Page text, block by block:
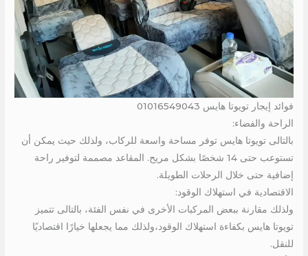
فوائد إيجار تويوتا هايس 01016549043
الراحة والفضاء:
بالتالى تويوتا هايس توفر مساحة واسعة للركاب، ولذلك حيث يمكن أن
تستوعب حتى 14 شخصًا بشكل مريح. المقاعد مصممة لتوفير راحة
إضافية حتى خلال الرحلات الطويلة.
الاقتصادية في استهلاك الوقود:
ولذلك مقارنة ببعض المركبات الأخرى في نفس الفئة، بالتالى تتميز
تويوتا هايس بكفاءة استهلاك الوقود،ولذلك مما يجعلها خيارًا اقتصاديًا
للنقل.